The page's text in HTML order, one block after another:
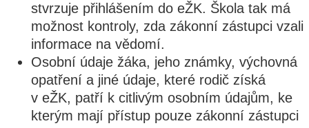
stvrzuje přihlášením do eŽK. Škola tak má
možnost kontroly, zda zákonní zástupci vzali
informace na vědomí.
Osobní údaje žáka, jeho známky, výchovná
opatření a jiné údaje, které rodič získá
v eŽK, patří k citlivým osobním údajům, ke
kterým mají přístup pouze zákonní zástupci